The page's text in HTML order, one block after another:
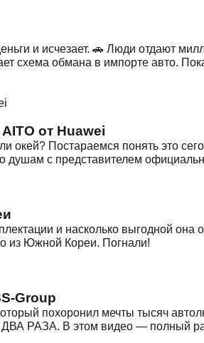
и исчезает. 🚗 Люди отдают
схема обмана в импорте авто.
от Huawei
Постараемся понять это
душам с представителем
и насколько выгодной она
из Южной Кореи. Погнали!
Group
похоронил мечты тысяч
РАЗА. В этом видео — полный